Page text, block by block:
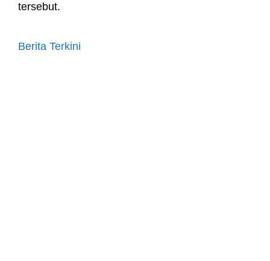
tersebut.
Berita Terkini